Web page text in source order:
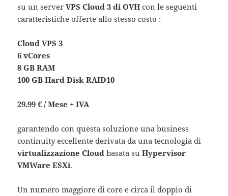
su un serverVPS Cloud 3 di OVH con le seguenti
caratteristiche offerte allo stesso costo :
Cloud VPS 3
6 vCores
8 GB RAM
100 GB Hard Disk RAID10
29.99 € / Mese + IVA
garantendo con questa soluzione una business
continuity eccellente derivata da una tecnologia di
virtualizzazione Cloud basata suHypervisor
VMWare ESXi.
Un numero maggiore di core e circa il doppio di